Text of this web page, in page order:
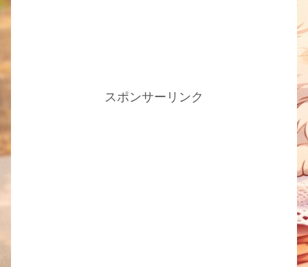
スポンサーリンク